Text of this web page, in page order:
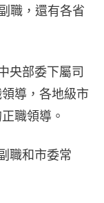
職，還有各省
央部委下屬司
導，各地級市
職領導。
職和市委常